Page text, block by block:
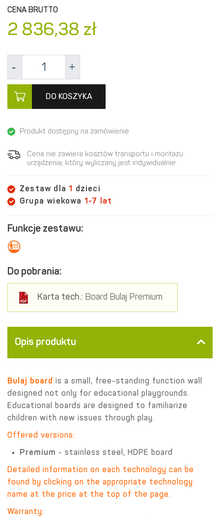
CENA BRUTTO
2 836,38 zł
DO KOSZYKA
Produkt dostępny na zamówienie
Cena nie zawiera kosztów transportu i montażu
urządzenia, który wyliczany jest indywidualnie.
Zestaw dla1 dzieci
Grupa wiekowa 1-7 lat
Funkcje zestawu:
Do pobrania:
Karta tech.: Board Bulaj Premium
Opis produktu
Bulaj board is a small, free-standing function wall
designed not only for educational playgrounds.
Educational boards are designed to familiarize
children with new issues through play.
Offered versions:
Premium - stainless steel, HDPE board
Detailed information on each technology can be
found by clicking on the appropriate technology
name at the price at the top of the page.
Warranty: